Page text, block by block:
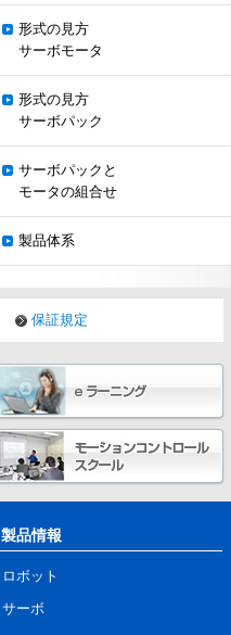
形式の見方
サーボモータ
形式の見方
サーボパック
サーボパックと
モータの組合せ
製品体系
保証規定
製品情報
ロボット
サーボ